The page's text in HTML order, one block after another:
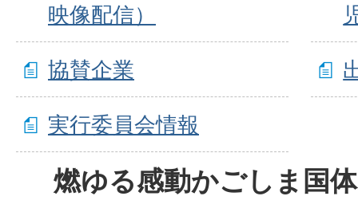
映像配信）
協賛企業
実行委員会情報
燃ゆる感動かごしま国